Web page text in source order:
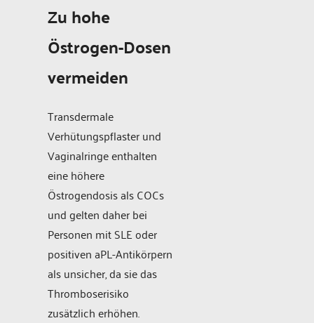
Zu hohe
Östrogen-Dosen
vermeiden
Transdermale
Verhütungspflaster und
Vaginalringe enthalten
eine höhere
Östrogendosis als COCs
und gelten daher bei
Personen mit SLE oder
positiven aPL-Antikörpern
als unsicher, da sie das
Thromboserisiko
zusätzlich erhöhen.